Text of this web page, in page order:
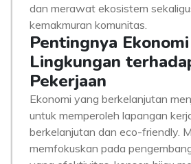
dan merawat ekosistem
kemakmuran komunitas.
Pentingnya
Lingkungan
Pekerjaan
Ekonomi yang berkelanjutan
untuk memperoleh lapangan
berkelanjutan dan eco-friendly.
memfokuskan pada